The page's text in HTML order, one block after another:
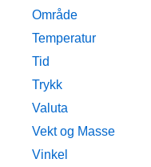
Område
Temperatur
Tid
Trykk
Valuta
Vekt og Masse
Vinkel